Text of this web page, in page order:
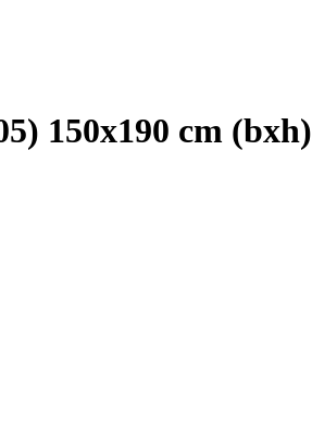
150x190 cm (bxh)